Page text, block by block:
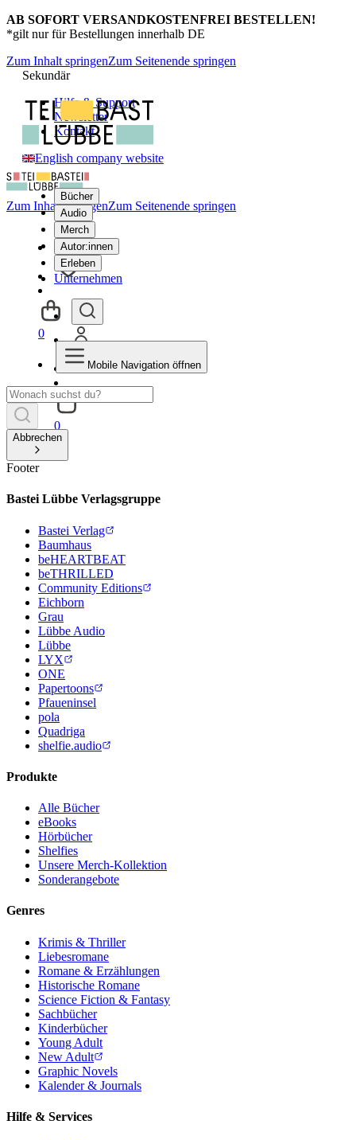
AB SOFORT VERSANDKOSTENFREI BESTELLEN!
*gilt nur für Bestellungen innerhalb DE
Zum Inhalt springenZum Seitenende springen
Sekundär
Hilfe & Support
Newsletter
Kontakt
English company website
Bücher
Audio
Merch
Autor:innen
Erleben
Unternehmen
0
Zum Inhalt springenZum Seitenende springen
0
Mobile Navigation öffnen
Abbrechen
Footer
Bastei Lübbe Verlagsgruppe
Bastei Verlag
Baumhaus
beHEARTBEAT
beTHRILLED
Community Editions
Eichborn
Grau
Lübbe Audio
Lübbe
LYX
ONE
Papertoons
Pfaueninsel
pola
Quadriga
shelfie.audio
Produkte
Alle Bücher
eBooks
Hörbücher
Shelfies
Unsere Merch-Kollektion
Sonderangebote
Genres
Krimis & Thriller
Liebesromane
Romane & Erzählungen
Historische Romane
Science Fiction & Fantasy
Sachbücher
Kinderbücher
Young Adult
New Adult
Graphic Novels
Kalender & Journals
Hilfe & Services